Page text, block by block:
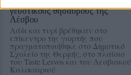
γευστικούς θησαυρούς της
Λέσβου
Λάδι και τυρί βρέθηκαν στο
επίκεντρο της γιορτής που
πραγματοποιήθηκε στο Δημοτικό
Σχολείο της Θερμής, στο πλαίσιο
του Taste Lesvos και του Λεσβιακού
Καλοκαιριού